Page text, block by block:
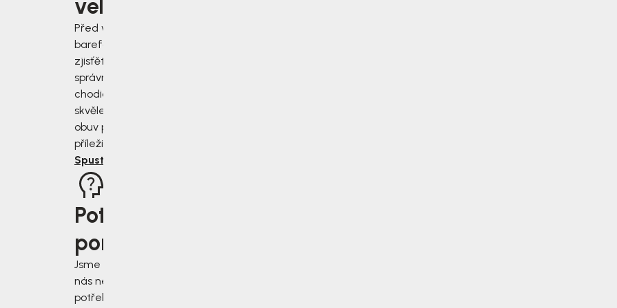
velikost?
Před výběrem
barefoot bot
zjisťěte jak
správně změřit
chodidla a vybrat
skvěle padnoucí
obuv pro každou
příležitost.
Spustit rádce
Potřebujete
poradit?
Jsme tu pro vás, když
nás nejvíce
potřebujete. Napište